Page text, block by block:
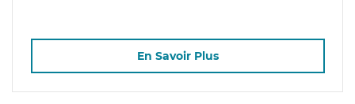
En Savoir Plus